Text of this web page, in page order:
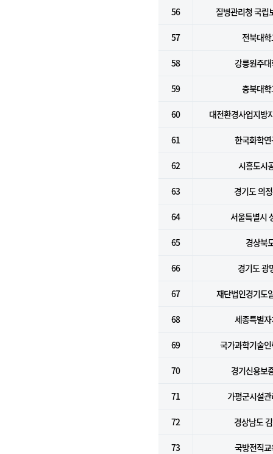
56 질병관리청 국립
57 전북대
58 강릉원주
59 충북대
60 대전환경사업지방
61 한국화학
62 시흥도시
63 경기도 의
64 서울특별시
65 경상북
66 경기도 광
67 재단법인경기도
68 세종특별
69 국가과학기술
70 경기신용보
71 가평군시설
72 경상남도
73 국방전직